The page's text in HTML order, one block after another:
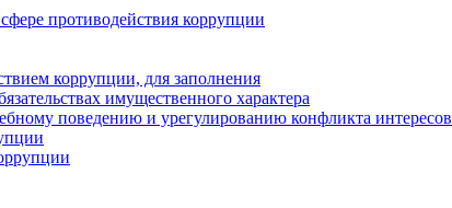
противодействия коррупции
коррупции, для заполнения
имущественного характера
поведению и урегулированию конфликта интересов